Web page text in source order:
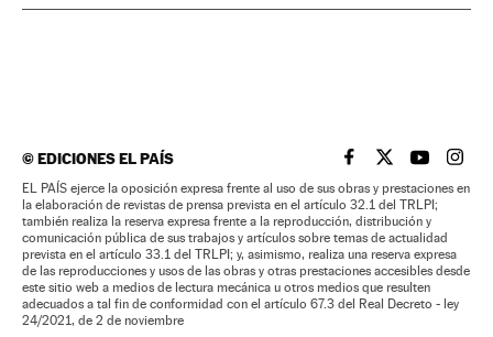
©EDICIONES EL PAÍS EL PAÍS BRASIL EN
EL PAÍSEL PAÍS
EL
EL PAÍS ejerce la oposición expresa frente al uso de sus obras y prestaciones en
la elaboración de revistas de prensa prevista en el artículo 32.1 del TRLPI;
también realiza la reserva expresa frente a la reproducción, distribución y
comunicación pública de sus trabajos y artículos sobre temas de actualidad
prevista en el artículo 33.1 del TRLPI; y, asimismo, realiza una reserva expresa
de las reproducciones y usos de las obras y otras prestaciones accesibles desde
este sitio web a medios de lectura mecánica u otros medios que resulten
adecuados a tal fin de conformidad con el artículo 67.3 del Real Decreto - ley
24/2021, de 2 de noviembre